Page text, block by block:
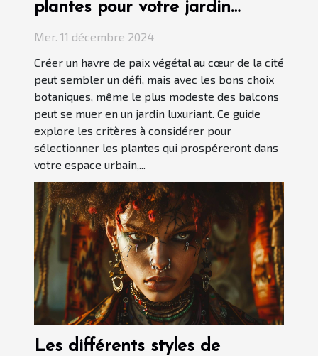
plantes pour votre jardin
urbain
Mer. 11 décembre 2024
Créer un havre de paix végétal au cœur de la cité
peut sembler un défi, mais avec les bons choix
botaniques, même le plus modeste des balcons
peut se muer en un jardin luxuriant. Ce guide
explore les critères à considérer pour
sélectionner les plantes qui prospéreront dans
votre espace urbain,...
Les différents styles de